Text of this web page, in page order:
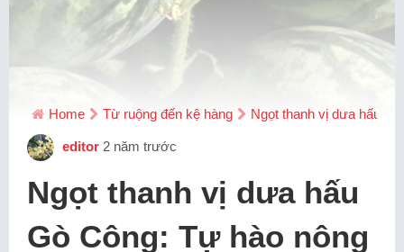
Home Từ ruộng đến kệ hàng Ngọt thanh vị dưa hấu
editor 2 năm trước
Ngọt thanh vị dưa hấu
Gò Công: Tự hào nông